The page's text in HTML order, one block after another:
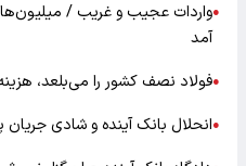
●واردات عجیب و غریب / میلیون‌ها
آمد
●فولاد نصف کشور را می‌بلعد،
●انحلال بانک آینده و شادی